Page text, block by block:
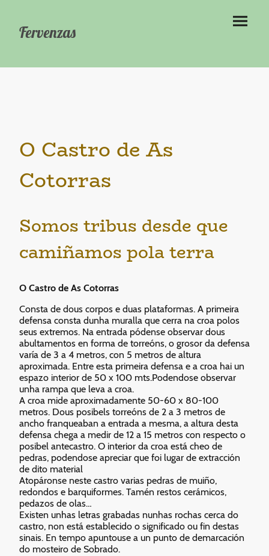
Fervenzas
O Castro de As
Cotorras
Somos tribus desde que
camiñamos pola terra
O Castro de As Cotorras
Consta de dous corpos e duas plataformas. A primeira
defensa consta dunha muralla que cerra na croa polos
seus extremos. Na entrada pódense observar dous
abultamentos en forma de torreóns, o grosor da defensa
varía de 3 a 4 metros, con 5 metros de altura
aproximada. Entre esta primeira defensa e a croa hai un
espazo interior de 50 x 100 mts.Podendose observar
unha rampa que leva a croa.
A croa mide aproximadamente 50-60 x 80-100
metros. Dous posibels torreóns de 2 a 3 metros de
ancho franqueaban a entrada a mesma, a altura desta
defensa chega a medir de 12 a 15 metros con respecto o
posibel antecastro. O interior da croa está cheo de
pedras, podendose apreciar que foi lugar de extracción
de dito material
Atopáronse neste castro varias pedras de muiño,
redondos e barquiformes. Tamén restos cerámicos,
pedazos de olas…
Existen unhas letras grabadas nunhas rochas cerca do
castro, non está establecido o significado ou fin destas
sinais. En tempo apuntouse a un punto de demarcación
do mosteiro de Sobrado.